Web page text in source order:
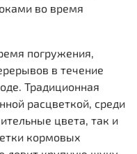
во время
погружения,
в течение
Традиционная
расцветкой, среди
цвета, так и
кормовых